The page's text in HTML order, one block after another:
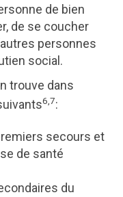
de bien
de se coucher
personnes
social.
trouve dans
6,7:
secours et
de santé
du